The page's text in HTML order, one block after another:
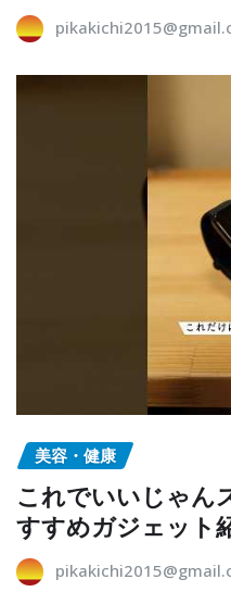
美容・健康
これでいいじゃん
すすめガジェット